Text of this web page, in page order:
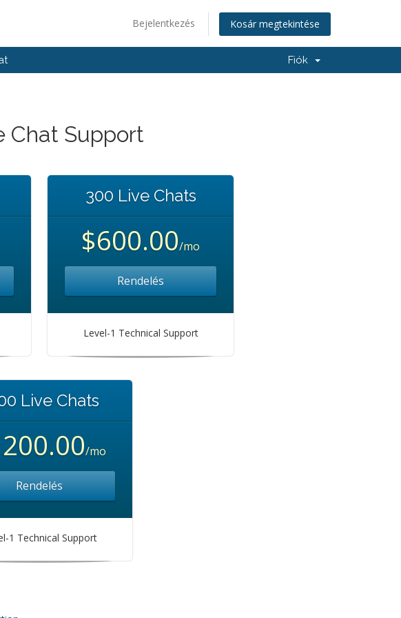
Bejelentkezés Kosár megtekintése
Fiók
Chat Support
300 Live Chats
$600.00/mo
Rendelés
Level-1 Technical Support
Live Chats
/mo
Rendelés
1 Technical Support